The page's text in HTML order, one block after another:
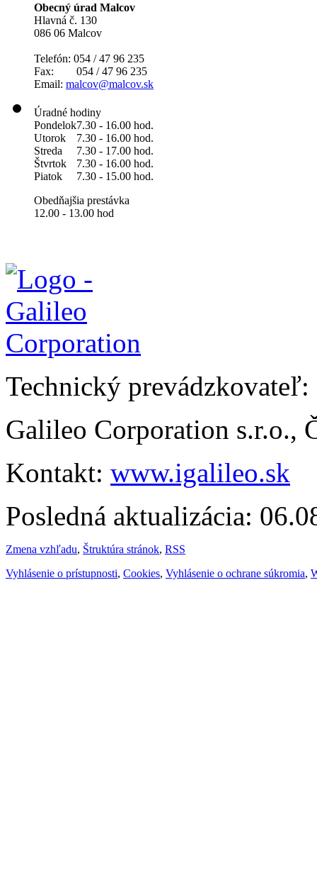
Obecný úrad Malcov
Hlavná č. 130
086 06 Malcov
Telefón: 054 / 47 96 235
Fax: 054 / 47 96 235
Email: malcov@malcov.sk
Úradné hodiny
Pondelok7.30 - 16.00 hod.
Utorok
7.30 - 16.00 hod.
Streda
7.30 - 17.00 hod.
Štvrtok
7.30 - 16.00 hod.
Piatok
7.30 - 15.00 hod.
Obedňajšia prestávka
12.00 - 13.00 hod
Technický prevádzkovateľ:
Galileo Corporation s.r.o.,
Kontakt: www.igalileo.sk
Posledná aktualizácia:
Zmena vzhľadu, Štruktúra stránok, RSS
Vyhlásenie o prístupnosti, Cookies, Vyhlásenie o ochrane súkromia,